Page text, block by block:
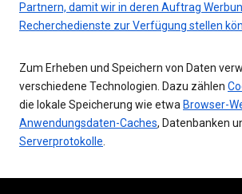
Partnern, damit wir in deren Auftrag
Recherchedienste zur Verfügung stellen
Zum Erheben und Speichern von Daten
verschiedene Technologien. Dazu zählen
die lokale Speicherung wie etwa Browser-
Anwendungsdaten-Caches, Datenbanken
Serverprotokolle